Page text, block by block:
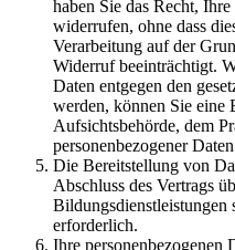
haben Sie das Recht,
widerrufen, ohne dass
Verarbeitung auf der
Widerruf beeinträchtigt.
Daten entgegen den
werden, können Sie eine
Aufsichtsbehörde, dem
personenbezogener
Die Bereitstellung von
Abschluss des Vertrags
Bildungsdienstleistungen
erforderlich.
Ihre personenbezogenen